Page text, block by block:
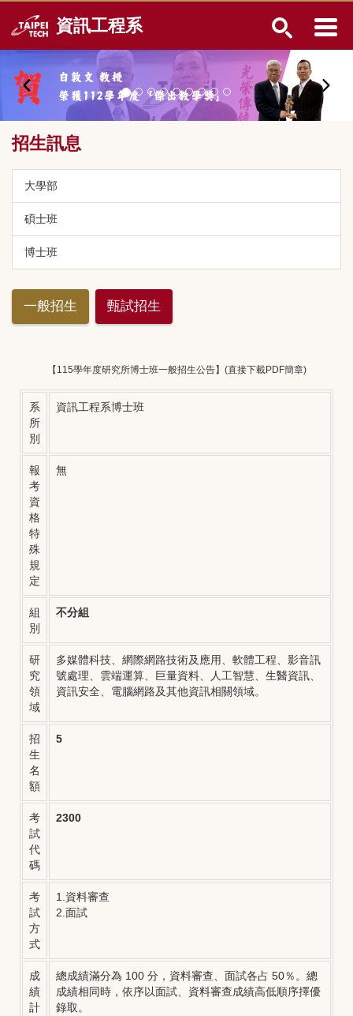
到
內
資訊工程系
招生訊息
大學部
碩士班
博士班
一般招生 甄試招生
【115學年度研究所博士班一般招生公告】 (直接下載PDF簡章)
系
所
別
資訊工程系博士班
報
考
資
格
特
殊
規
定
無
組
別
不分組
研
究
領
域
多媒體科技、網際網路技術及應用、軟體工程、影音訊
號處理、雲端運算、巨量資料、人工智慧、生醫資訊、
資訊安全、電腦網路及其他資訊相關領域。
招
生
名
額
5
考
試
代
碼
2300
考
試
方
式
1.資料審查
2.面試
成
績
計
總成績滿分為 100 分，資料審查、面試各占 50％。總
成績相同時，依序以面試、資料審查成績高低順序擇優
錄取。